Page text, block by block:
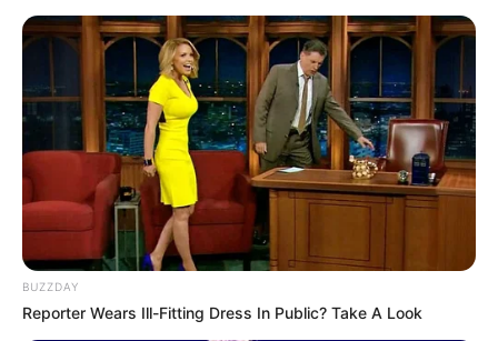
BUZZDAY
Reporter Wears Ill-Fitting Dress In Public? Take A Look